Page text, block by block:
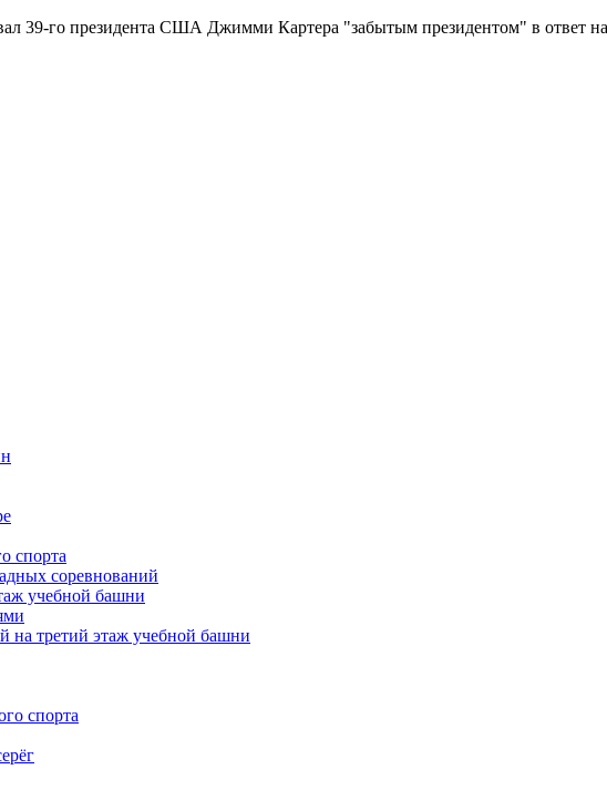
39-го президента США Джимми Картера "забытым президентом" в ответ
спорта
соревнований
учебной башни
на третий этаж учебной башни
спорта